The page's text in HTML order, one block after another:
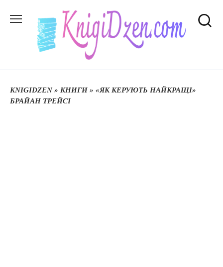
до
KNIGIDZEN» КНИГИ » «ЯК КЕРУЮТЬ НАЙКРАЩІ»
БРАЙАН ТРЕЙСІ